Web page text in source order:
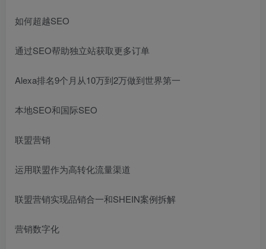
如何超越SEO
通过SEO帮助独立站获取更多订单
Alexa排名9个月从10万到2万做到世界第一
本地SEO和国际SEO
联盟营销
运用联盟作为高转化流量渠道
联盟营销实现品销合一和SHEIN案例拆解
营销数字化